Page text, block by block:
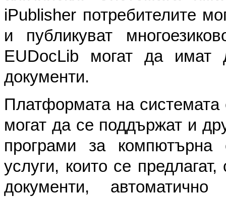
iPublisher потребителите
и публикуват
EUDocLib могат да имат
документи.
Платформата на системата
могат да се поддържат и
програми за компютърна
услуги, които се
документи,